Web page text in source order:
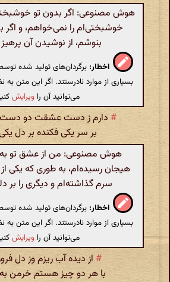
هوش مصنوعی: اگر بدون تو
خوشبختی‌ام را نمی‌خواهم، و اگر
بنوشم، از نوشیدن آن
اخطار: برگردان‌های تولید شده
بسیاری از موارد نادرستند. اگر این متن
می‌توانید آن را ویرایش
# دارم ز دست عشقت دو دست
بر سر یکی فکنده بر دل
هوش مصنوعی: من از عشق تو
هیجان رسیده‌ام، به طوری که یکی
سرم گذاشته‌ام و دیگری را بر
اخطار: برگردان‌های تولید شده
بسیاری از موارد نادرستند. اگر این متن
می‌توانید آن را ویرایش
# از دیده آب ریزم وز دل
با هر دو چیز هستم خرمن به